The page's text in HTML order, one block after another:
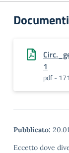
Documenti
1
pdf -
Pubblicato:
Eccetto dove